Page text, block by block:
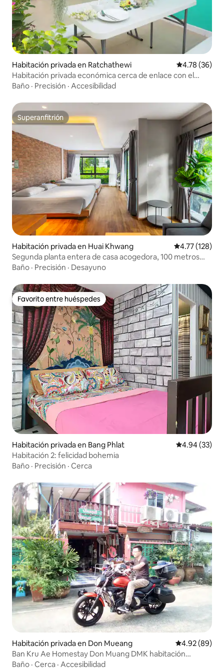
tus horas de llegada y período de
estancia.
Habitación privada en Ratchathewi Calificación
4.78 (36)
Habitación privada económica cerca de enlace con el
aeropuerto Makkasan
Baño · Precisión · Accesibilidad
Superanfitrión
Superanfitrión
Habitación privada en Huai Khwang Calificación
4.77 (128)
Segunda planta entera de casa acogedora, 100 metros
cuadrados cerca del metro
Baño · Precisión · Desayuno
Favorito entre huéspedes
Favorito entre huéspedes
Habitación privada en Bang Phlat Calificación
4.94 (33)
Habitación 2: felicidad bohemia
Baño · Precisión · Cerca
Habitación privada en Don Mueang Calificación
4.92 (89)
Ban Kru Ae Homestay Don Muang DMK habitación
privada
Baño · Cerca · Accesibilidad